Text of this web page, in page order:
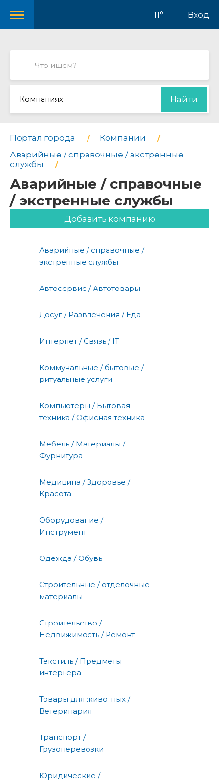
11° Вход
Компаниях Найти
Портал города
Компании
Аварийные / справочные / экстренные
службы
Аварийные / справочные
/ экстренные службы
Добавить компанию
Аварийные / справочные /
экстренные службы
Автосервис / Автотовары
Досуг / Развлечения / Еда
Интернет / Связь / IT
Коммунальные / бытовые /
ритуальные услуги
Компьютеры / Бытовая
техника / Офисная техника
Мебель / Материалы /
Фурнитура
Медицина / Здоровье /
Красота
Оборудование /
Инструмент
Одежда / Обувь
Строительные / отделочные
материалы
Строительство /
Недвижимость / Ремонт
Текстиль / Предметы
интерьера
Товары для животных /
Ветеринария
Транспорт /
Грузоперевозки
Юридические /